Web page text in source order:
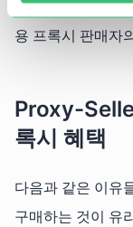
Discord 전용 개
용 프록시 판매자
Proxy-
록시 혜택
다음과 같은 이유
구매하는 것이 유